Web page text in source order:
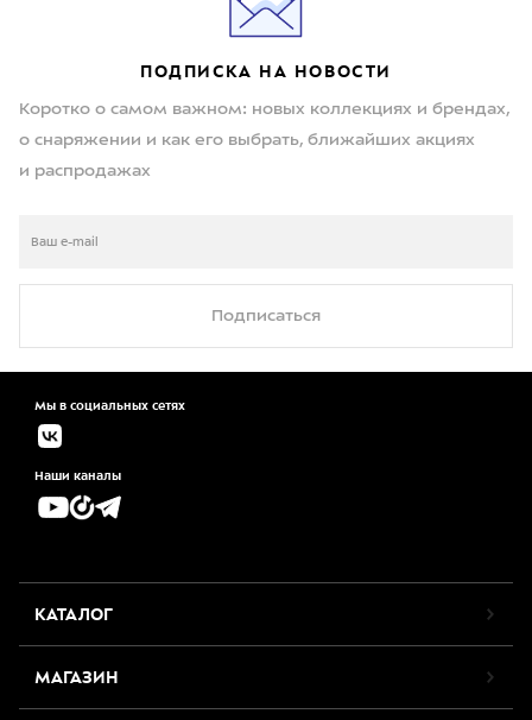
ПОДПИСКА НА НОВОСТИ
Коротко о самом важном: новых коллекциях и брендах,
о снаряжении и как его выбрать, ближайших акциях
и распродажах
Подписаться
Мы в социальных сетях
Наши каналы
КАТАЛОГ
МАГАЗИН